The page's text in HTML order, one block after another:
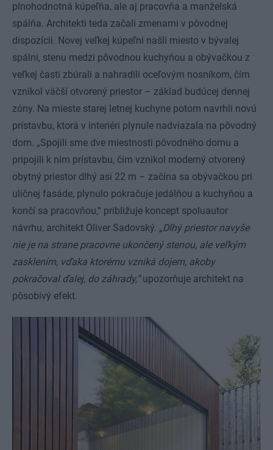
plnohodnotná kúpeľňa, ale aj pracovňa a manželská
spálňa. Architekti teda začali zmenami v pôvodnej
dispozícii. Novej veľkej kúpeľni našli miesto v bývalej
spálni, stenu medzi pôvodnou kuchyňou a obývačkou z
veľkej časti zbúrali a nahradili oceľovým nosníkom, čím
vznikol väčší otvorený priestor – základ budúcej dennej
zóny. Na mieste starej letnej kuchyne potom navrhli novú
prístavbu, ktorá v interiéri plynule nadviazala na pôvodný
dom. „Spojili sme dve miestnosti pôvodného domu a
pripojili k nim prístavbu, čím vznikol moderný otvorený
obytný priestor dlhý asi 22 m – začína sa obývačkou pri
uličnej fasáde, plynulo pokračuje jedálňou a kuchyňou a
končí sa pracovňou,“ približuje koncept spoluautor
návrhu, architekt Oliver Sadovský. „Dlhý priestor navyše
nie je na strane pracovne ukončený stenou, ale veľkým
zasklením, vďaka ktorému vzniká dojem, akoby
pokračoval ďalej, do záhrady,“upozorňuje architekt na
pôsobivý efekt.